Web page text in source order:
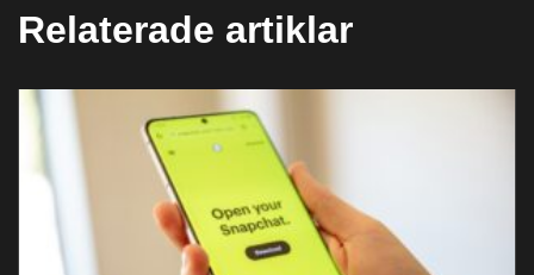
Relaterade artiklar